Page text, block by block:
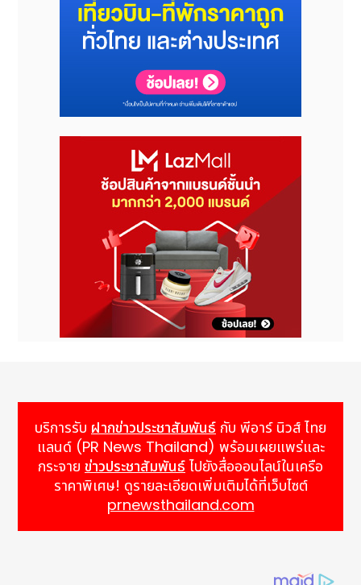
บริการรับ ฝากข่าวประชาสัมพันธ์ กับ พีอาร์ นิวส์ ไทย
แลนด์ (PR News Thailand) พร้อมเผยแพร่และ
กระจาย ข่าวประชาสัมพันธ์ ไปยังสื่อออนไลน์ในเครือ
ราคาพิเศษ! ดูรายละเอียดเพิ่มเติมได้ที่เว็บไซต์
prnewsthailand.com